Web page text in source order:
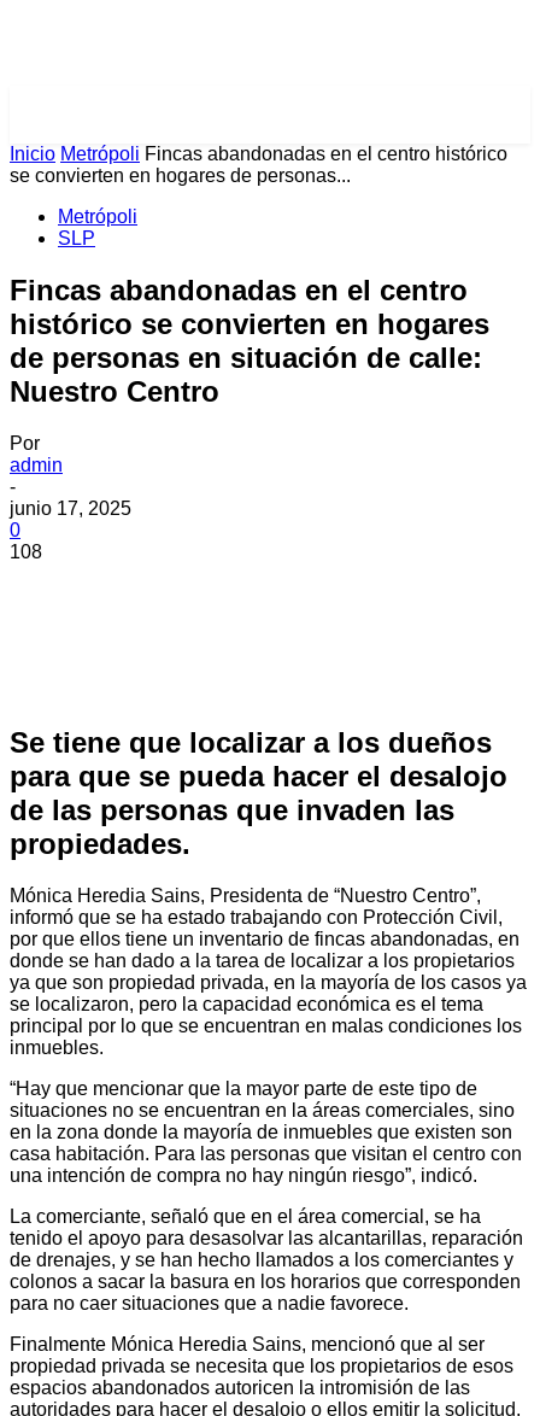
Inicio Metrópoli Fincas abandonadas en el centro histórico
se convierten en hogares de personas...
Metrópoli
SLP
Fincas abandonadas en el centro
histórico se convierten en hogares
de personas en situación de calle:
Nuestro Centro
Por
admin
-
junio 17, 2025
0
108
Se tiene que localizar a los dueños
para que se pueda hacer el desalojo
de las personas que invaden las
propiedades.
Mónica Heredia Sains, Presidenta de “Nuestro Centro”,
informó que se ha estado trabajando con Protección Civil,
por que ellos tiene un inventario de fincas abandonadas, en
donde se han dado a la tarea de localizar a los propietarios
ya que son propiedad privada, en la mayoría de los casos ya
se localizaron, pero la capacidad económica es el tema
principal por lo que se encuentran en malas condiciones los
inmuebles.
“Hay que mencionar que la mayor parte de este tipo de
situaciones no se encuentran en la áreas comerciales, sino
en la zona donde la mayoría de inmuebles que existen son
casa habitación. Para las personas que visitan el centro con
una intención de compra no hay ningún riesgo”, indicó.
La comerciante, señaló que en el área comercial, se ha
tenido el apoyo para desasolvar las alcantarillas, reparación
de drenajes, y se han hecho llamados a los comerciantes y
colonos a sacar la basura en los horarios que corresponden
para no caer situaciones que a nadie favorece.
Finalmente Mónica Heredia Sains, mencionó que al ser
propiedad privada se necesita que los propietarios de esos
espacios abandonados autoricen la intromisión de las
autoridades para hacer el desalojo o ellos emitir la solicitud,